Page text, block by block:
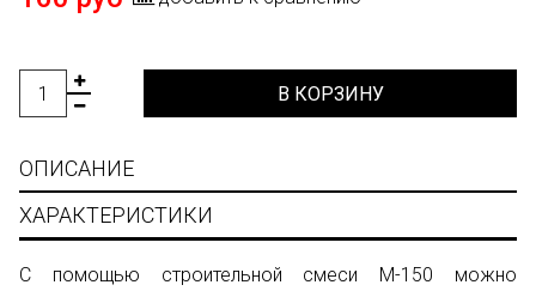
В КОРЗИНУ
ОПИСАНИЕ
ХАРАКТЕРИСТИКИ
С помощью строительной смеси М-150 можно